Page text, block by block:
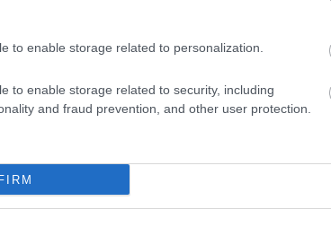
to enable storage related to personalization.
to enable storage related to security, including
and fraud prevention, and other user protection.
M4